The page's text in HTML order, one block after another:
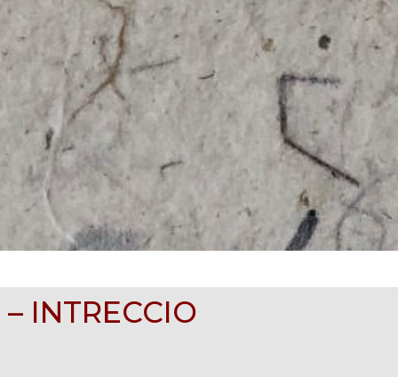
INTRECCIO